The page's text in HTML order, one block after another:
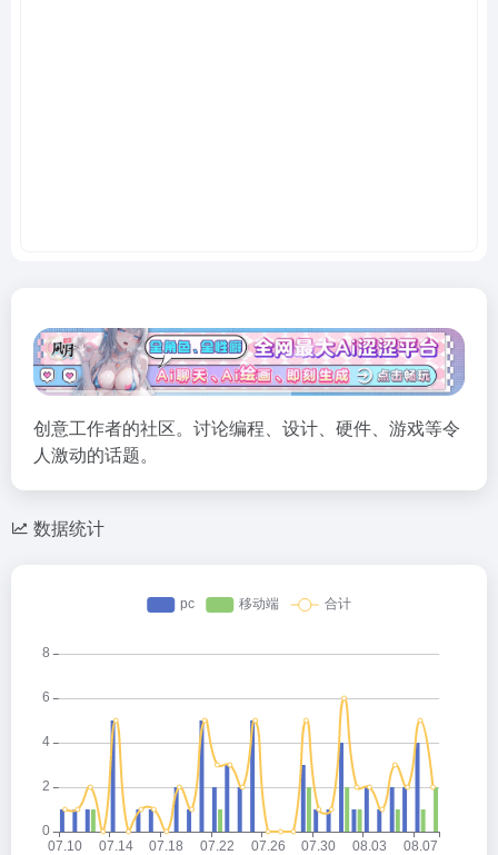
创意工作者的社区。讨论编程、设计、硬件、游戏等令
人激动的话题。
数据统计